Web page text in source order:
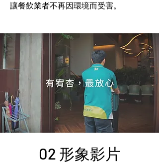
讓餐飲業者不再因環境而受害。
02 形象影片